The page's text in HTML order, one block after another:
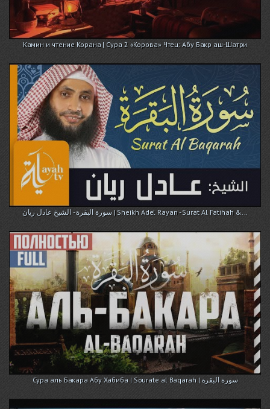
Камин и чтение Корана | Сура 2 «Корова» Чтец: Абу Бакр аш-Шатри
سورة البقرة - الشيخ عادل ريان | Sheikh Adel Rayan - Surat Al Fatihah &...
Cура аль Бакара Абу Хабиба | Sourate al Baqarah | سورة البقرة